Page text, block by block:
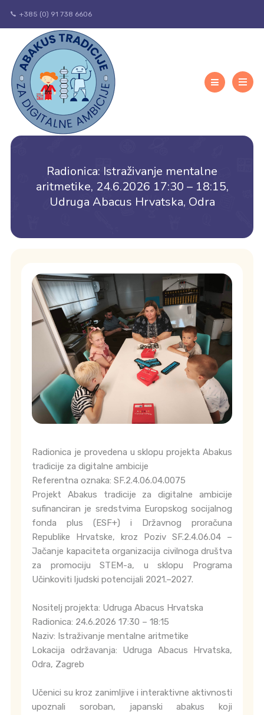
+385 (0) 91 738 6606
Radionica: Istraživanje mentalne
aritmetike, 24.6.2026 17:30 – 18:15,
Udruga Abacus Hrvatska, Odra
Radionica je provedena u sklopu projekta Abakus
tradicije za digitalne ambicije
Referentna oznaka: SF.2.4.06.04.0075
Projekt Abakus tradicije za digitalne ambicije
sufinanciran je sredstvima Europskog socijalnog
fonda plus (ESF+) i Državnog proračuna
Republike Hrvatske, kroz Poziv SF.2.4.06.04 –
Jačanje kapaciteta organizacija civilnoga društva
za promociju STEM-a, u sklopu Programa
Učinkoviti ljudski potencijali 2021.–2027.
Nositelj projekta: Udruga Abacus Hrvatska
Radionica: 24.6.2026 17:30 – 18:15
Naziv: Istraživanje mentalne aritmetike
Lokacija održavanja: Udruga Abacus Hrvatska,
Odra, Zagreb
Učenici su kroz zanimljive i interaktivne aktivnosti
upoznali soroban, japanski abakus koji